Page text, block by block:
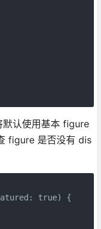
认使用基本 figure
figure 是否没有 dis
true) {